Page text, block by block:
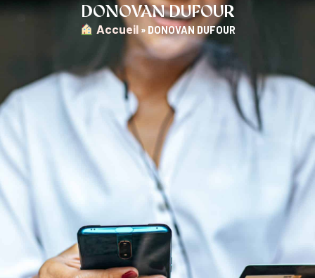
DONOVAN DUFOUR
︎ Accueil » DONOVAN DUFOUR